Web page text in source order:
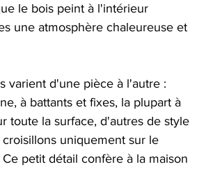
le bois peint à l'intérieur
une atmosphère chaleureuse et
varient d'une pièce à l'autre :
à battants et fixes, la plupart à
toute la surface, d'autres de style
uniquement sur le
petit détail confère à la maison